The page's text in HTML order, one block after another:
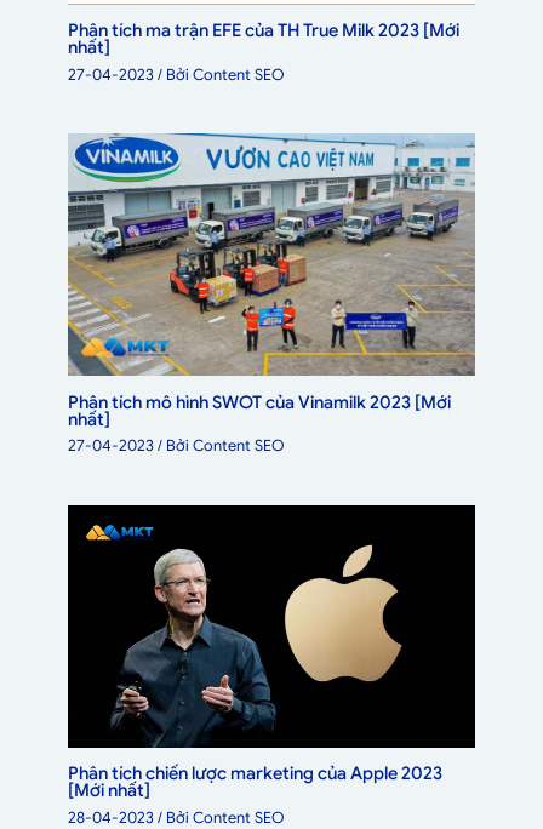
Phân tích ma trận EFE của TH True Milk 2023 [Mới
nhất]
27-04-2023/ BởiContent SEO
Phân tích mô hình SWOT của Vinamilk 2023 [Mới
nhất]
27-04-2023/ BởiContent SEO
Phân tích chiến lược marketing của Apple 2023
[Mới nhất]
28-04-2023/ BởiContent SEO